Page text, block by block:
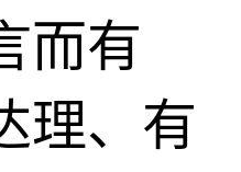
而有
理、有